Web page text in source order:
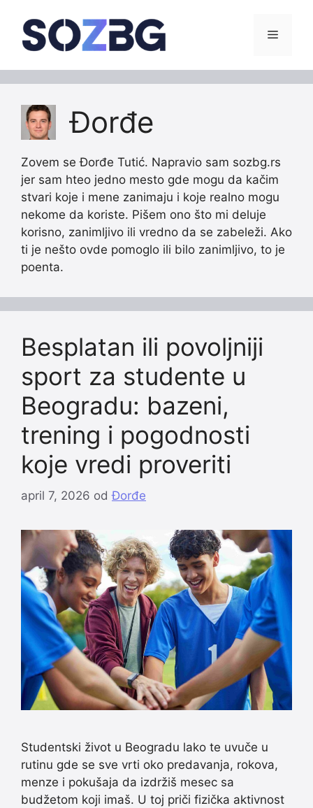
content
Menu
Đorđe
Zovem se Đorđe Tutić. Napravio sam sozbg.rs
jer sam hteo jedno mesto gde mogu da kačim
stvari koje i mene zanimaju i koje realno mogu
nekome da koriste. Pišem ono što mi deluje
korisno, zanimljivo ili vredno da se zabeleži. Ako
ti je nešto ovde pomoglo ili bilo zanimljivo, to je
poenta.
Besplatan ili povoljniji
sport za studente u
Beogradu: bazeni,
trening i pogodnosti
koje vredi proveriti
april 7, 2026 odĐorđe
Studentski život u Beogradu lako te uvuče u
rutinu gde se sve vrti oko predavanja, rokova,
menze i pokušaja da izdržiš mesec sa
budžetom koji imaš. U toj priči fizička aktivnost